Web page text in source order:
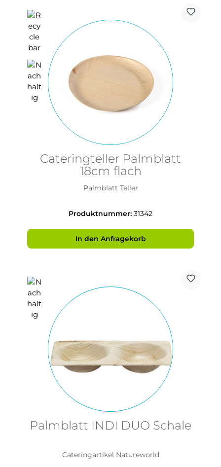
Cateringteller Palmblatt
18cm flach
Palmblatt Teller
Produktnummer: 31342
In den Anfragekorb
Palmblatt INDI DUO Schale
Cateringartikel Natureworld